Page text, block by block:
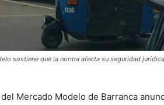
sostiene que la norma afecta su seguridad
Mercado Modelo de Barranca